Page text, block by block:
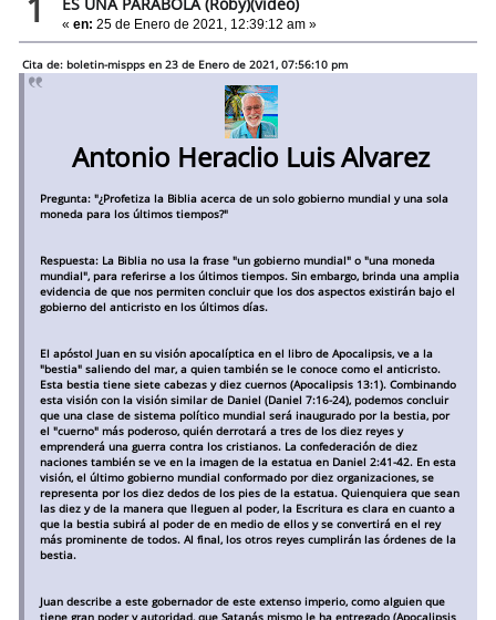
«en: 25 de Enero de 2021, 12:39:12 am »
Cita de: boletin-mispps en 23 de Enero de 2021, 07:56:10 pm
Antonio Heraclio Luis Alvarez
Pregunta: "¿Profetiza la Biblia acerca de un solo gobierno mundial y una sola
moneda para los últimos tiempos?"
Respuesta: La Biblia no usa la frase "un gobierno mundial" o "una moneda
mundial", para referirse a los últimos tiempos. Sin embargo, brinda una amplia
evidencia de que nos permiten concluir que los dos aspectos existirán bajo el
gobierno del anticristo en los últimos días.
El apóstol Juan en su visión apocalíptica en el libro de Apocalipsis, ve a la
"bestia" saliendo del mar, a quien también se le conoce como el anticristo.
Esta bestia tiene siete cabezas y diez cuernos (Apocalipsis 13:1). Combinando
esta visión con la visión similar de Daniel (Daniel 7:16-24), podemos concluir
que una clase de sistema político mundial será inaugurado por la bestia, por
el "cuerno" más poderoso, quién derrotará a tres de los diez reyes y
emprenderá una guerra contra los cristianos. La confederación de diez
naciones también se ve en la imagen de la estatua en Daniel 2:41-42. En esta
visión, el último gobierno mundial conformado por diez organizaciones, se
representa por los diez dedos de los pies de la estatua. Quienquiera que sean
las diez y de la manera que lleguen al poder, la Escritura es clara en cuanto a
que la bestia subirá al poder de en medio de ellos y se convertirá en el rey
más prominente de todos. Al final, los otros reyes cumplirán las órdenes de la
bestia.
Juan describe a este gobernador de este extenso imperio, como alguien que
tiene gran poder y autoridad, que Satanás mismo le ha entregado (Apocalipsis